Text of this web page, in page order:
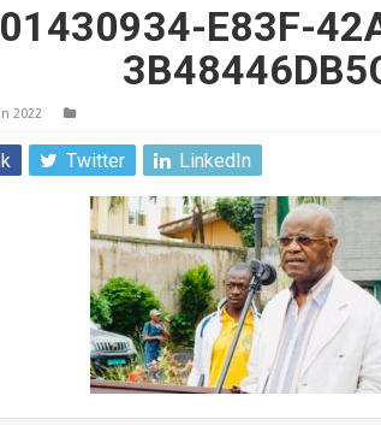
01430934-E83F-
2022
Twitter LinkedIn